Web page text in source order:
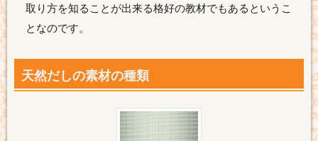
取り方を知ることが出来る格好の教材でもあるというこ
となのです。
天然だしの素材の種類